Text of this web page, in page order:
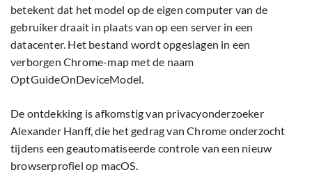
betekent dat het model op de eigen computer van de
gebruiker draait in plaats van op een server in een
datacenter. Het bestand wordt opgeslagen in een
verborgen Chrome-map met de naam
OptGuideOnDeviceModel.
De ontdekking is afkomstig van privacyonderzoeker
Alexander Hanff, die het gedrag van Chrome onderzocht
tijdens een geautomatiseerde controle van een nieuw
browserprofiel op macOS.